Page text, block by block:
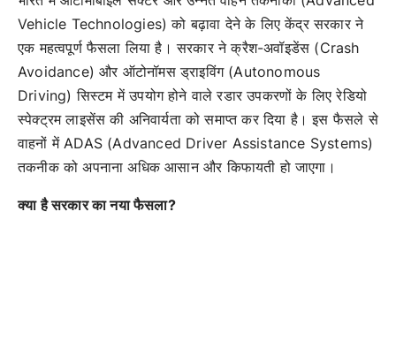
Vehicle Technologies) को बढ़ावा देने के लिए केंद्र सरकार ने
एक महत्वपूर्ण फैसला लिया है। सरकार ने क्रैश-अवॉइडेंस (Crash
Avoidance) और ऑटोनॉमस ड्राइविंग (Autonomous
Driving) सिस्टम में उपयोग होने वाले रडार उपकरणों के लिए रेडियो
स्पेक्ट्रम लाइसेंस की अनिवार्यता को समाप्त कर दिया है। इस फैसले से
वाहनों में ADAS (Advanced Driver Assistance Systems)
तकनीक को अपनाना अधिक आसान और किफायती हो जाएगा।
क्या है सरकार का नया फैसला?